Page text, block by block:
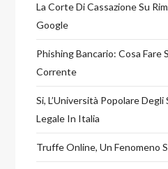
La Corte Di Cassazione Su
Google
Phishing Bancario: Cosa Fare
Corrente
Si, L’Università Popolare
Legale In Italia
Truffe Online, Un Fenomeno